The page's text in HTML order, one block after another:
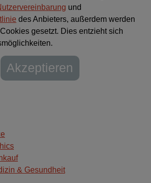
und
des Anbieters, außerdem werden
gesetzt. Dies entzieht sich
Akzeptieren
& Gesundheit